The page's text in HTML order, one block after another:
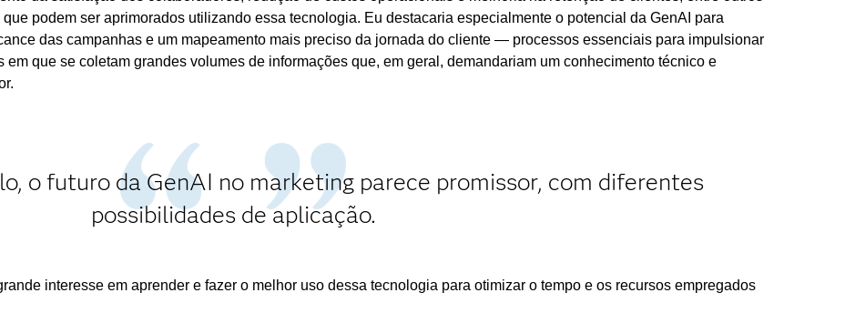
podem ser aprimorados utilizando essa tecnologia. Eu destacaria especialmente o potencial da GenAI para
das campanhas e um mapeamento mais preciso da jornada do cliente — processos essenciais para impulsionar
que se coletam grandes volumes de informações que, em geral, demandariam um conhecimento técnico e
o futuro da GenAI no marketing parece promissor, com diferentes
possibilidades de aplicação.
interesse em aprender e fazer o melhor uso dessa tecnologia para otimizar o tempo e os recursos empregados